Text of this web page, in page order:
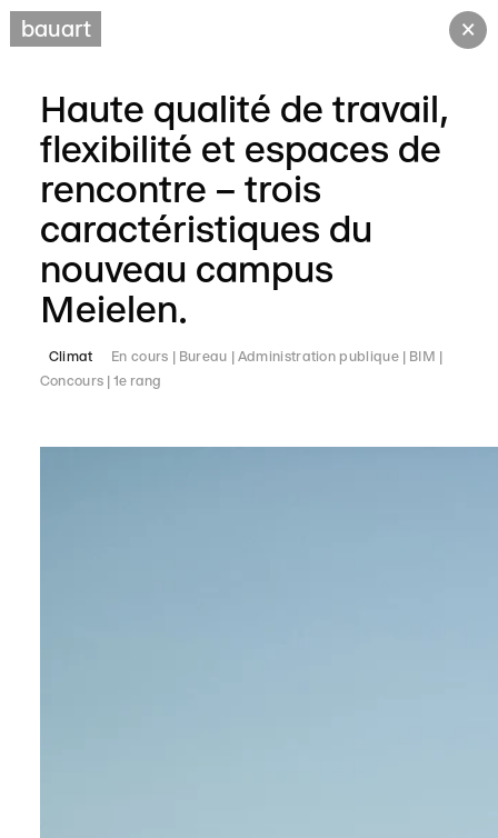
bauart ×
Haute qualité de travail,
flexibilité et espaces de
rencontre – trois
caractéristiques du
nouveau campus
Meielen.
Climat En cours Bureau Administration publique
BIM
Concours
1e rang